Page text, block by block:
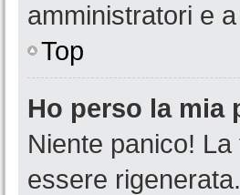
amministratori e
Top
Ho perso la mia
Niente panico!
essere